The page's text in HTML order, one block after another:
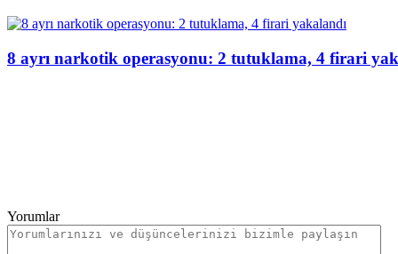
8 ayrı narkotik operasyonu: 2 tutuklama, 4 firari
Yorumlar